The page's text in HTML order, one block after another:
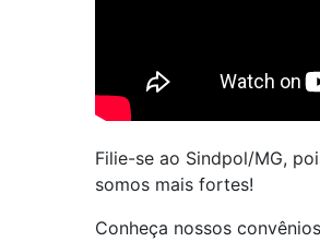
Filie-se ao Sindpol/MG,
somos mais fortes!
Conheça nossos